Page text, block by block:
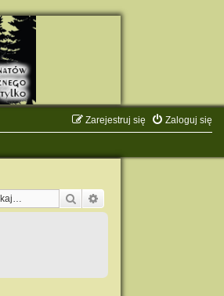
Zaloguj się
Zarejestruj się
Szukaj